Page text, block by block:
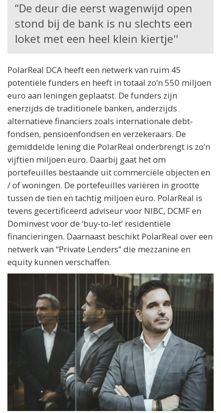
“De deur die eerst wagenwijd open
stond bij de bank is nu slechts een
loket met een heel klein kiertje''
PolarReal DCA heeft een netwerk van ruim 45
potentiële funders en heeft in totaal zo’n 550 miljoen
euro aan leningen geplaatst. De funders zijn
enerzijds de traditionele banken, anderzijds
alternatieve financiers zoals internationale debt-
fondsen, pensioenfondsen en verzekeraars. De
gemiddelde lening die PolarReal onderbrengt is zo’n
vijftien miljoen euro. Daarbij gaat het om
portefeuilles bestaande uit commerciële objecten en
/ of woningen. De portefeuilles variëren in grootte
tussen de tien en tachtig miljoen euro. PolarReal is
tevens gecertificeerd adviseur voor NIBC, DCMF en
Dominvest voor de ‘buy-to-let’ residentiële
financieringen. Daarnaast beschikt PolarReal over een
netwerk van “Private Lenders” die mezzanine en
equity kunnen verschaffen.